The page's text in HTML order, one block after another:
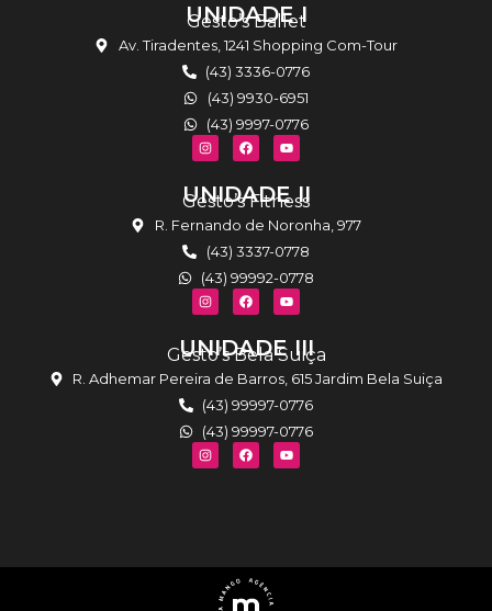
UNIDADE I
Gesto’s Ballet
Av. Tiradentes, 1241 Shopping Com-Tour
(43) 3336-0776
(43) 9930-6951
(43) 9997-0776
UNIDADE II
Gesto’s Fitness
R. Fernando de Noronha, 977
(43) 3337-0778
(43) 99992-0778
UNIDADE III
Gesto’s Bela Suiça
R. Adhemar Pereira de Barros, 615 Jardim Bela Suiça
(43) 99997-0776
(43) 99997-0776